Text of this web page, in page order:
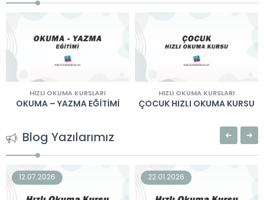
HIZLI OKUMA KURSLARI
OKUMA – YAZMA EĞİTİMİ
HIZLI OKUMA KURSLARI
ÇOCUK HIZLI OKUMA KURSU
Blog Yazılarımız
12.07.2026 22.01.2026